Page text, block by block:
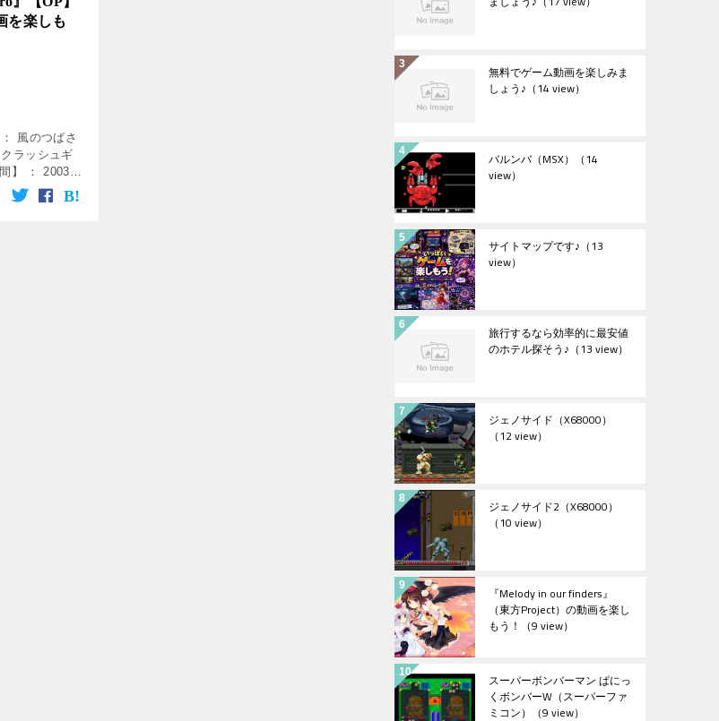
を楽しも
風のつばさ
ラッシュギ
】 ： 2003年
使用】 ： オ
谷本貴 […]
無料でゲーム動画を楽しみま
しょう♪ （14 view）
バルンバ（MSX） （14
view）
サイトマップです♪ （13
view）
旅行するなら効率的に最安値
のホテル探そう♪ （13 view）
ジェノサイド（X68000）
（12 view）
ジェノサイド2（X68000）
（10 view）
『Melody in our finders』
（東方Project）の動画を楽し
もう！ （9 view）
スーパーボンバーマン ぱにっ
くボンバーW（スーパーファ
ミコン） （9 view）